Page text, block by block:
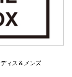
ィス & メンズ